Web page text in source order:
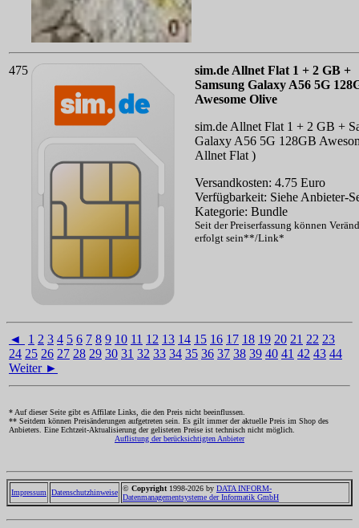
475
sim.de Allnet Flat 1 + 2 GB +
Samsung Galaxy A56 5G
Awesome Olive
sim.de Allnet Flat 1 + 2 GB +
Galaxy A56 5G 128GB
Allnet Flat )
Versandkosten: 4.75 Euro
Verfügbarkeit: Siehe Anbieter-
Kategorie: Bundle
Seit der Preiserfassung können
erfolgt sein**/Link*
◄ 1 2 3 4 5 6 7 8 9 10 11 12 13 14 15 16 17 18 19 20 21 22 23
24 25 26 27 28 29 30 31 32 33 34 35 36 37 38 39 40 41 42 43 44
Weiter ►
* Auf dieser Seite gibt es Affilate Links, die den Preis nicht beeinflussen.
** Seitdem können Preisänderungen aufgetreten sein. Es gilt immer der aktuelle Preis im Shop des
Anbieters. Eine Echtzeit-Aktualisierung der gelisteten Preise ist technisch nicht möglich.
Auflistung der berücksichtigten Anbieter
Impressum Datenschutzhinweise © Copyright 1998-2026 by DATA INFORM-
Datenmanagementsysteme der Informatik GmbH